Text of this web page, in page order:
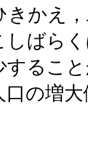
きかえ
しばら
するこ
口の増